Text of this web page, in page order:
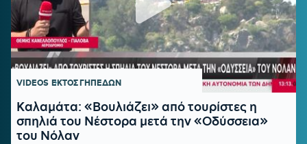
VIDEOS ΕΚΤΟΣ ΓΗΠΕΔΩΝ
Καλαμάτα: «Βουλιάζει» από τουρίστες η
σπηλιά του Νέστορα μετά την «Οδύσσεια»
του Νόλαν